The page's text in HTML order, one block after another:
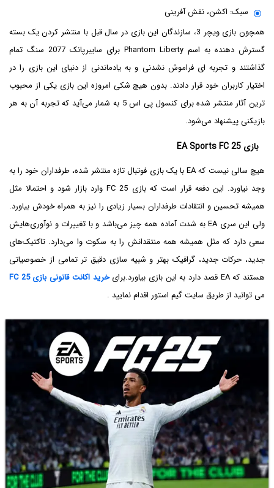
سبک: اکشن، نقش آفرینی
همچون بازی ویچر 3، سازندگان این بازی در سال قبل با منتشر کردن یک بسته
گسترش دهنده به اسم Phantom Liberty برای سایبرپانک 2077 سنگ تمام
گذاشتند و تجربه ای فراموش نشدنی و به یادماندنی از دنیای این بازی را در
اختیار کاربران خود قرار دادند. بدون هیچ شکی امروزه این بازی یکی از محبوب
ترین آثار منتشر شده برای کنسول پی اس 5 به شمار می‌آید که تجربه آن به هر
بازیکنی پیشنهاد می‌شود.
بازی EA Sports FC 25
هیچ سالی نیست که EA با یک بازی فوتبال تازه منتشر شده، طرفداران خود را به
وجد نیاورد. این دفعه قرار است که بازی FC 25 وارد بازار شود و احتمالا مثل
همیشه تحسین و انتقادات طرفداران بسیار زیادی را نیز به همراه خودش بیاورد.
ولی این سری EA به شدت آماده همه چیز می‌باشد و با تغییرات و نوآوری‌هایش
سعی دارد که مثل همیشه همه منتقدانش را به سکوت وا می‌دارد. تاکتیک‌های
جدید، حرکات جدید، گرافیک بهتر و شبیه سازی دقیق تر تمامی از خصوصیاتی
هستند که EA قصد دارد به این بازی بیاورد.برای
خرید اکانت قانونی بازی FC 25
می توانید از طریق سایت گیم استور اقدام نمایید .